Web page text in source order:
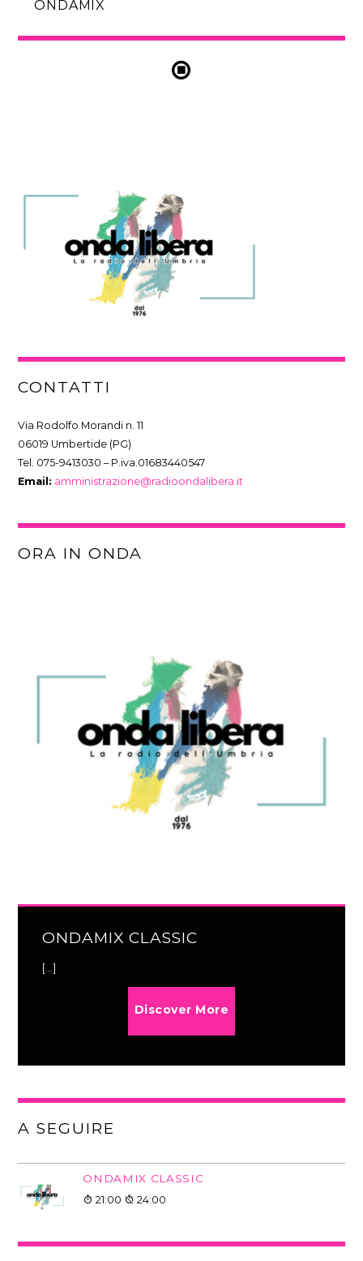
Discover More
ONDAMIX CLASSIC
SCARICA L’APP DI ONDA LIBERA!
ONDAMIX
CONTATTI
Via Rodolfo Morandi n. 11
06019 Umbertide (PG)
Tel. 075-9413030 – P.iva.01683440547
Email: amministrazione@radioondalibera.it
ORA IN ONDA
ONDAMIX CLASSIC
[...]
Discover More
A SEGUIRE
ONDAMIX CLASSIC
21:00 24:00